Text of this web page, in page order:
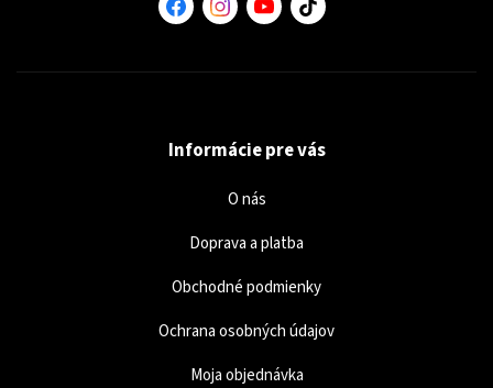
Informácie pre vás
O nás
Doprava a platba
Obchodné podmienky
Ochrana osobných údajov
Moja objednávka